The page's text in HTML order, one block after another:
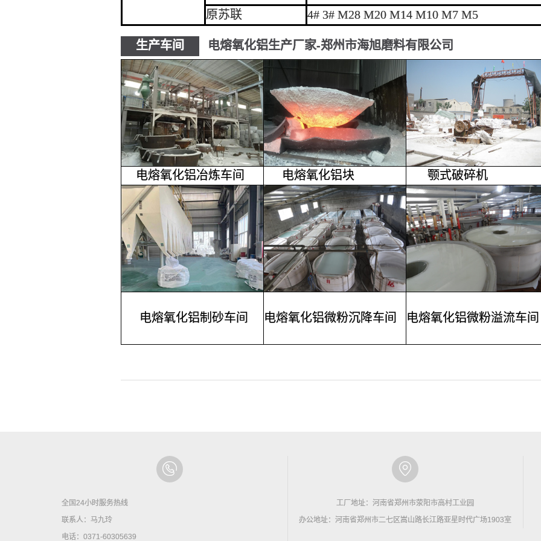
原苏联
4# 3# M28 M20 M14 M10 M7 M5
生产车间 电熔氧化铝生产厂家-郑州市海旭磨料有限公司
电熔氧化铝冶炼车间 电熔氧化铝块 颚式破碎机
电熔氧化铝制砂车间 电熔氧化铝微粉沉降车间 电熔氧化铝微粉溢流车间
全国24小时服务热线
联系人：马九玲
电话：0371-60305639
工厂地址：河南省郑州市荥阳市高村工业园
办公地址：河南省郑州市二七区嵩山路长江路亚星时代广场1903室